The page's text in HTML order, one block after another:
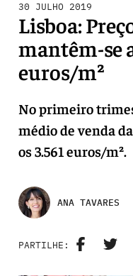
30 JULHO 2019
Lisboa:
mantêm-se
euros/m²
No primeiro
médio de venda
os 3.561 euros/m².
ANA TAVARES
PARTILHE: